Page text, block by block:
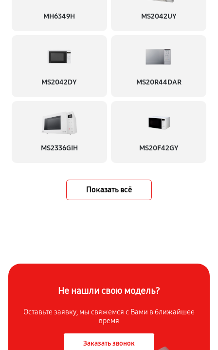
MH6349H MS2042UY
MS2042DY MS20R44DAR
MS2336GIH MS20F42GY
Показать всё
Не нашли свою модель?
Оставьте заявку, мы свяжемся с Вами в ближайшее
время
Заказать звонок